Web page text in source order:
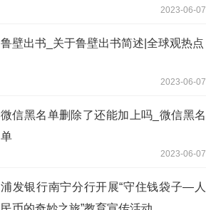
2023-06-07
鲁壁出书_关于鲁壁出书简述|全球观热点
2023-06-07
微信黑名单删除了还能加上吗_微信黑名
单
2023-06-07
浦发银行南宁分行开展“守住钱袋子—人